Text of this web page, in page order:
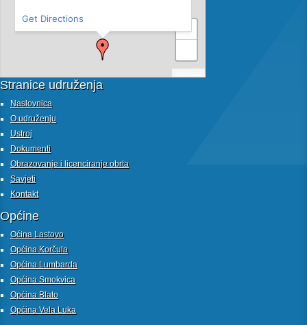
+
Get Directions
Stranice udruženja
Naslovnica
O udruženju
Ustroj
Dokumenti
Obrazovanje i licenciranje obrta
Savjeti
Kontakt
Općine
Oćina Lastovo
Općina Korčula
Općina Lumbarda
Općina Smokvica
Općina Blato
Općina Vela Luka